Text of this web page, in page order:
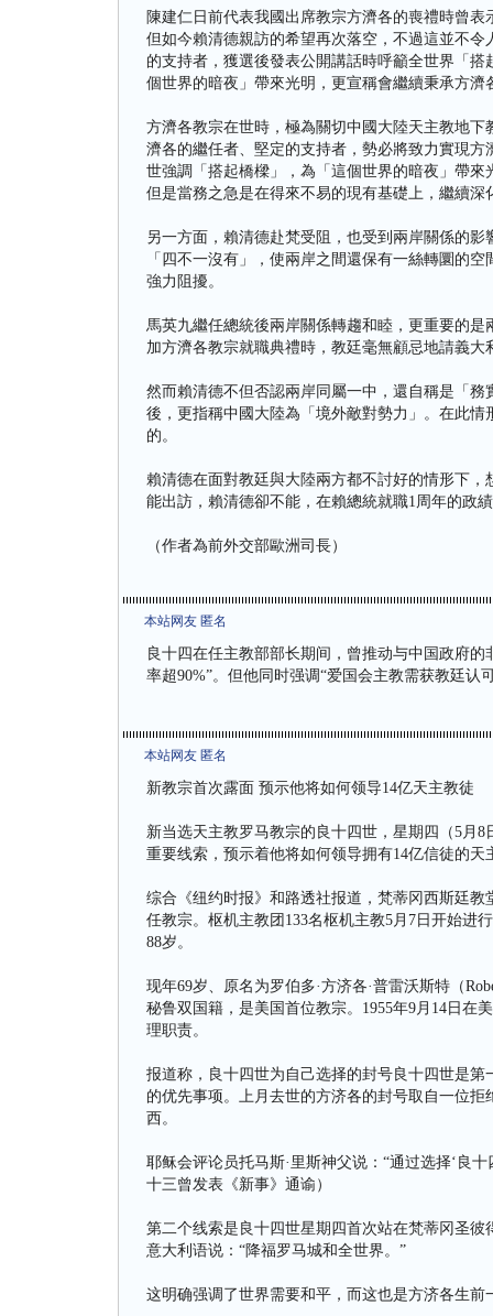
陳建仁日前代表我國出席教宗方濟各的喪禮時曾
但如今賴清德親訪的希望再次落空，不過這並不
的支持者，獲選後發表公開講話時呼籲全世界「
個世界的暗夜」帶來光明，更宣稱會繼續秉承方濟
方濟各教宗在世時，極為關切中國大陸天主教地
濟各的繼任者、堅定的支持者，勢必將致力實現
世強調「搭起橋樑」，為「這個世界的暗夜」帶
但是當務之急是在得來不易的現有基礎上，繼續
另一方面，賴清德赴梵受阻，也受到兩岸關係的
「四不一沒有」，使兩岸之間還保有一絲轉圜的
強力阻擾。
馬英九繼任總統後兩岸關係轉趨和睦，更重要的
加方濟各教宗就職典禮時，教廷毫無顧忌地請義
然而賴清德不但否認兩岸同屬一中，還自稱是「
後，更指稱中國大陸為「境外敵對勢力」。在此
的。
賴清德在面對教廷與大陸兩方都不討好的情形下
能出訪，賴清德卻不能，在賴總統就職1周年的政
（作者為前外交部歐洲司長）
本站网友 匿名
良十四在任主教部部长期间，曾推动与中国政府
率超90%”。但他同时强调“爱国会主教需获教廷认
本站网友 匿名
新教宗首次露面 预示他将如何领导14亿天主教徒
新当选天主教罗马教宗的良十四世，星期四（5月
重要线索，预示着他将如何领导拥有14亿信徒的天
综合《纽约时报》和路透社报道，梵蒂冈西斯廷
任教宗。枢机主教团133名枢机主教5月7日开始进
88岁。
现年69岁、原名为罗伯多·方济各·普雷沃斯特（
秘鲁双国籍，是美国首位教宗。1955年9月14日在
理职责。
报道称，良十四世为自己选择的封号良十四世是
的优先事项。上月去世的方济各的封号取自一位
西。
耶稣会评论员托马斯·里斯神父说：“通过选择‘良
十三曾发表《新事》通谕）
第二个线索是良十四世星期四首次站在梵蒂冈圣
意大利语说：“降福罗马城和全世界。”
这明确强调了世界需要和平，而这也是方济各生前